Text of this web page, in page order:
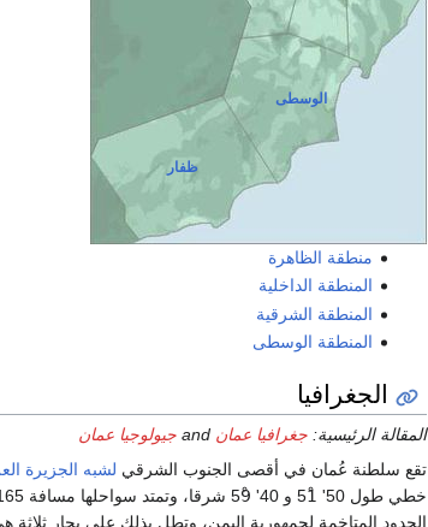
ظفار
الوسطى
منطقة الظاهرة
المنطقة الداخلية
المنطقة الشرقية
المنطقة الوسطى
الجغرافيا
المقالة الرئيسية: جغرافيا عمان جيولوجيا عمان
تقع سلطنة عُمان في أقصى الجنوب الشرقي لشبه الجزيرة
الحدود المتاخمة لجمهورية اليمن، وتطل بذلك على بحار ثلاثة